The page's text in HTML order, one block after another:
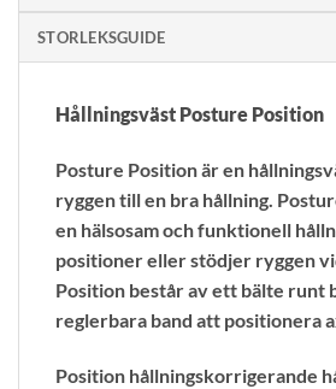
STORLEKSGUIDE
Hållningsväst Posture Position
Posture Position är en
ryggen till en bra hållning.
en hälsosam och funktionell
positioner eller stödjer ryggen
Position består av ett bälte runt
reglerbara band att positionera
Position hållningskorrigerande